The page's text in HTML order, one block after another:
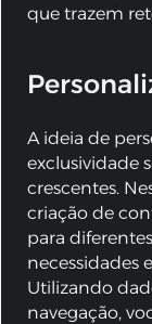
que trazem
A ideia de
exclusividade
crescentes.
criação de
para
necessidades
Utilizando
navegação,